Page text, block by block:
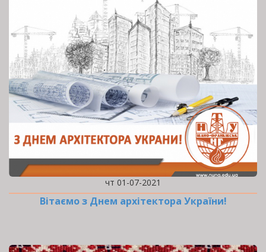
чт 01-07-2021
Вітаємо з Днем архітектора України!